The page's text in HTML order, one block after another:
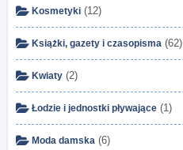
Kosmetyki (12)
Książki, gazety i czasopisma (62)
Kwiaty (2)
Łodzie i jednostki pływające (1)
Moda damska (6)